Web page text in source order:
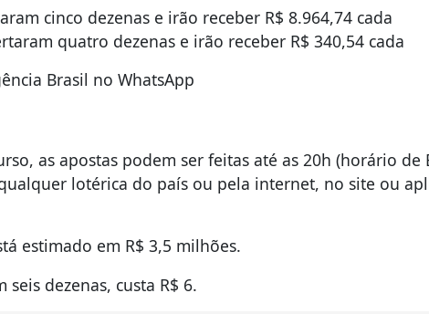
cinco dezenas e irão receber R$ 8.964,74 cada
quatro dezenas e irão receber R$ 340,54 cada
Brasil no WhatsApp
as apostas podem ser feitas até as 20h (horário de
lotérica do país ou pela internet, no site ou
estimado em R$ 3,5 milhões.
seis dezenas, custa R$ 6.